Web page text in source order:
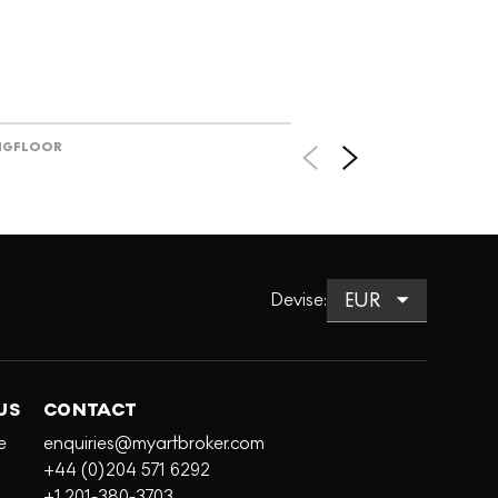
FLOOR
Devise:
CONTACT
enquiries@myartbroker.com
+44 (0)204 571 6292